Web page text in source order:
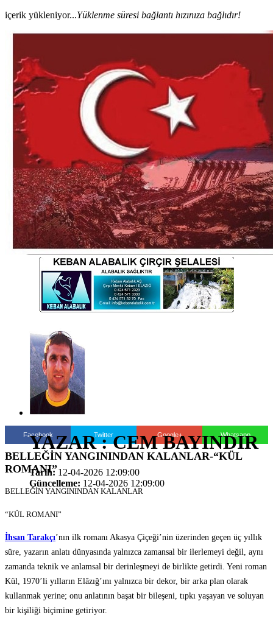
içerik yükleniyor...Yüklenme süresi bağlantı hızınıza bağlıdır!
YAZAR : CEM BAYINDIR
Tarih:12-04-2026 12:09:00
Güncelleme: 12-04-2026 12:09:00
Facebook Twitter Google+ Whatsapp
BELLEĞİN YANGININDAN KALANLAR-“KÜL
ROMANI”
BELLEĞİN YANGININDAN KALANLAR
“KÜL ROMANI”
İhsan Tarakçı’nın ilk romanı Akasya Çiçeği’nin üzerinden geçen üç yıllık
süre, yazarın anlatı dünyasında yalnızca zamansal bir ilerlemeyi değil, aynı
zamanda teknik ve anlamsal bir derinleşmeyi de birlikte getirdi. Yeni roman
Kül, 1970’li yılların Elâzığ’ını yalnızca bir dekor, bir arka plan olarak
kullanmak yerine; onu anlatının başat bir bileşeni, tıpkı yaşayan ve soluyan
bir kişiliği biçimine getiriyor.